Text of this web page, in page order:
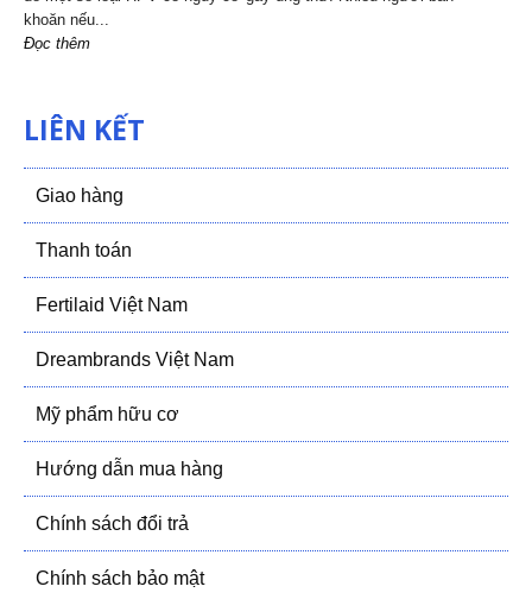
khoăn nếu...
Đọc thêm
LIÊN KẾT
Giao hàng
Thanh toán
Fertilaid Việt Nam
Dreambrands Việt Nam
Mỹ phẩm hữu cơ
Hướng dẫn mua hàng
Chính sách đổi trả
Chính sách bảo mật